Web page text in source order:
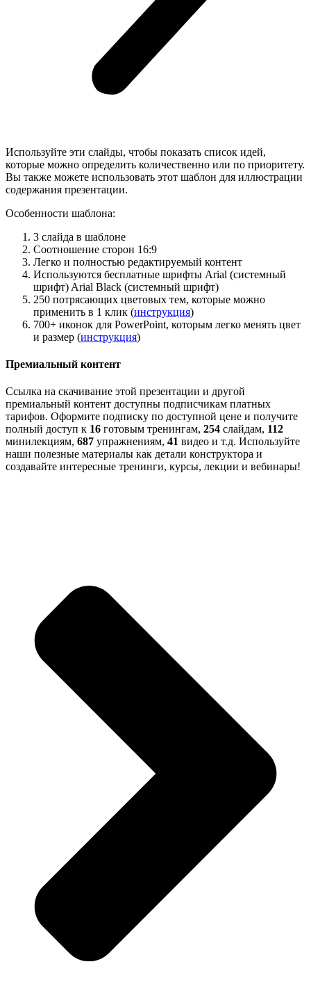
Используйте эти слайды, чтобы показать список идей,
которые можно определить количественно или по приоритету.
Вы также можете использовать этот шаблон для иллюстрации
содержания презентации.
Особенности шаблона:
3 слайда в шаблоне
Соотношение сторон 16:9
Легко и полностью редактируемый контент
Используются бесплатные шрифты Arial (системный
шрифт) Arial Black (системный шрифт)
250 потрясающих цветовых тем, которые можно
применить в 1 клик (инструкция)
700+ иконок для PowerPoint, которым легко менять цвет
и размер (инструкция)
Премиальный контент
Ссылка на скачивание этой презентации и другой
премиальный контент доступны подписчикам платных
тарифов. Оформите подписку по доступной цене и получите
полный доступ к 16 готовым тренингам, 254 слайдам, 112
минилекциям, 687 упражнениям, 41 видео и т.д. Используйте
наши полезные материалы как детали конструктора и
создавайте интересные тренинги, курсы, лекции и вебинары!